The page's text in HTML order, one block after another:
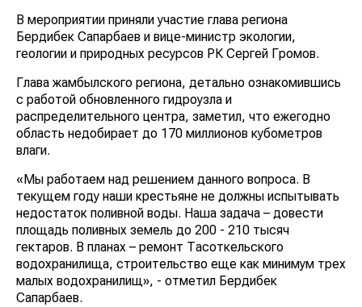
В мероприятии приняли участие глава региона
Бердибек Сапарбаев и вице-министр экологии,
геологии и природных ресурсов РК Сергей Громов.
Глава жамбылского региона, детально
ознакомившись с работой обновленного гидроузла и
распределительного центра, заметил, что ежегодно
область недобирает до 170 миллионов кубометров
влаги.
«Мы работаем над решением данного вопроса. В
текущем году наши крестьяне не должны испытывать
недостаток поливной воды. Наша задача – довести
площадь поливных земель до 200 - 210 тысяч
гектаров. В планах – ремонт Тасоткельского
водохранилища, строительство еще как минимум трех
малых водохранилищ», - отметил Бердибек
Сапарбаев.